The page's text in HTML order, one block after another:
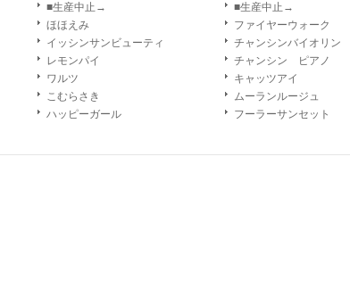
■生産中止→
■生産中止→
ほほえみ
ファイヤーウォーク
イッシンサンビューティ
チャンシンバイオリン
レモンパイ
チャンシン ピアノ
ワルツ
キャッツアイ
こむらさき
ムーランルージュ
ハッピーガール
フーラーサンセット